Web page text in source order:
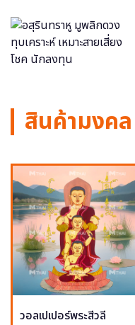
สินค้ามงคล
วอลเปเปอร์พระสีวลี